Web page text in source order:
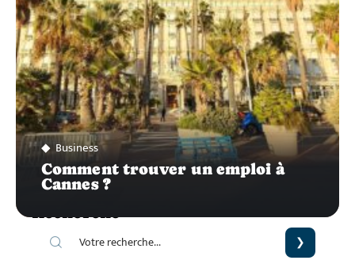
Business
Comment trouver un emploi à
Cannes ?
Recherche